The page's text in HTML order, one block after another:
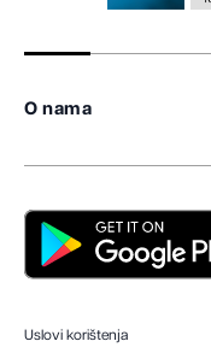
O nama
Uslovi korištenja